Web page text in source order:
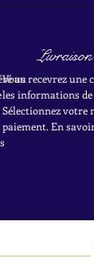
au
Vous recevrez une
les informations
Sélectionnez votre
paiement. En